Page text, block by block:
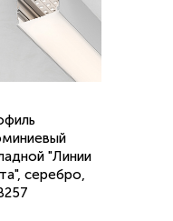
"Линии
серебро,